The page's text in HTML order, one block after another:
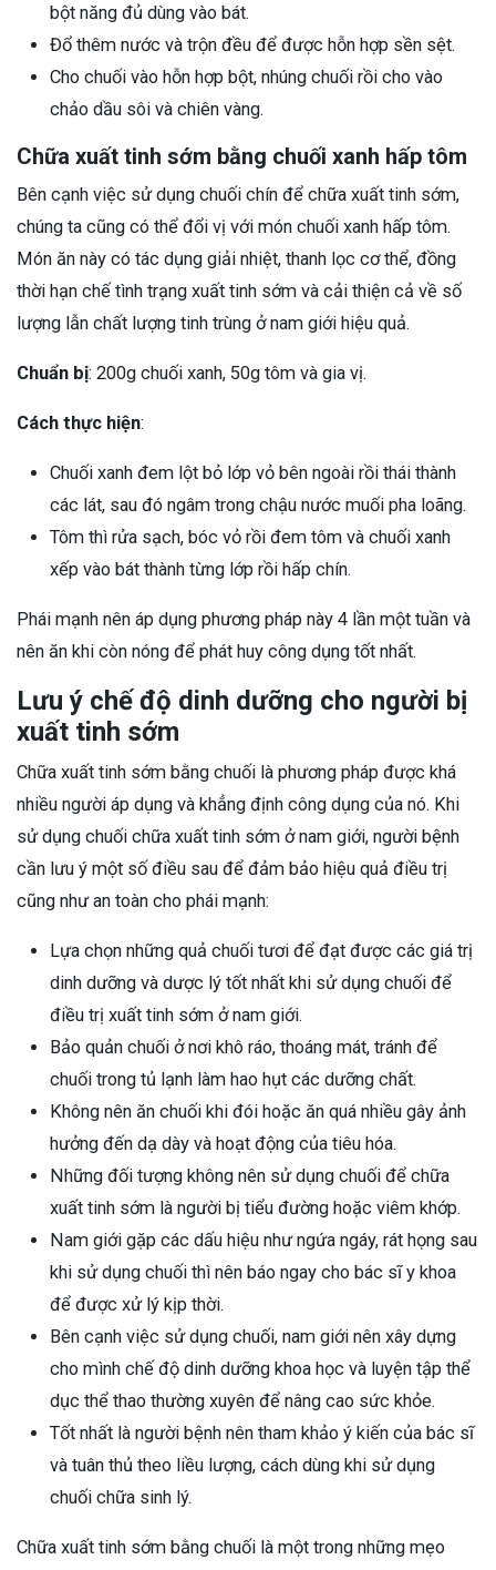
bột năng đủ dùng vào bát.
Đổ thêm nước và trộn đều để được hỗn hợp sền sệt.
Cho chuối vào hỗn hợp bột, nhúng chuối rồi cho vào
chảo dầu sôi và chiên vàng.
Chữa xuất tinh sớm bằng chuối xanh hấp tôm
Bên cạnh việc sử dụng chuối chín để chữa xuất tinh sớm,
chúng ta cũng có thể đổi vị với món chuối xanh hấp tôm.
Món ăn này có tác dụng giải nhiệt, thanh lọc cơ thể, đồng
thời hạn chế tình trạng xuất tinh sớm và cải thiện cả về số
lượng lẫn chất lượng tinh trùng ở nam giới hiệu quả.
Chuẩn bị: 200g chuối xanh, 50g tôm và gia vị.
Cách thực hiện:
Chuối xanh đem lột bỏ lớp vỏ bên ngoài rồi thái thành
các lát, sau đó ngâm trong chậu nước muối pha loãng.
Tôm thì rửa sạch, bóc vỏ rồi đem tôm và chuối xanh
xếp vào bát thành từng lớp rồi hấp chín.
Phái mạnh nên áp dụng phương pháp này 4 lần một tuần và
nên ăn khi còn nóng để phát huy công dụng tốt nhất.
Lưu ý chế độ dinh dưỡng cho người bị
xuất tinh sớm
Chữa xuất tinh sớm bằng chuối là phương pháp được khá
nhiều người áp dụng và khẳng định công dụng của nó. Khi
sử dụng chuối chữa xuất tinh sớm ở nam giới, người bệnh
cần lưu ý một số điều sau để đảm bảo hiệu quả điều trị
cũng như an toàn cho phái mạnh:
Lựa chọn những quả chuối tươi để đạt được các giá trị
dinh dưỡng và dược lý tốt nhất khi sử dụng chuối để
điều trị xuất tinh sớm ở nam giới.
Bảo quản chuối ở nơi khô ráo, thoáng mát, tránh để
chuối trong tủ lạnh làm hao hụt các dưỡng chất.
Không nên ăn chuối khi đói hoặc ăn quá nhiều gây ảnh
hưởng đến dạ dày và hoạt động của tiêu hóa.
Những đối tượng không nên sử dụng chuối để chữa
xuất tinh sớm là người bị tiểu đường hoặc viêm khớp.
Nam giới gặp các dấu hiệu như ngứa ngáy, rát họng sau
khi sử dụng chuối thì nên báo ngay cho bác sĩ y khoa
để được xử lý kịp thời.
Bên cạnh việc sử dụng chuối, nam giới nên xây dựng
cho mình chế độ dinh dưỡng khoa học và luyện tập thể
dục thể thao thường xuyên để nâng cao sức khỏe.
Tốt nhất là người bệnh nên tham khảo ý kiến của bác sĩ
và tuân thủ theo liều lượng, cách dùng khi sử dụng
chuối chữa sinh lý.
Chữa xuất tinh sớm bằng chuối là một trong những mẹo